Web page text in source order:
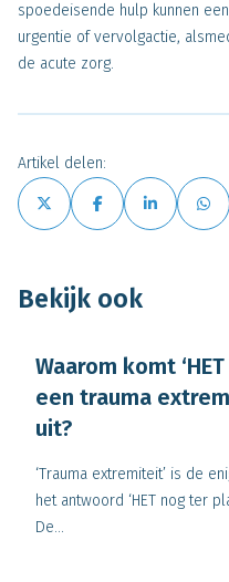
spoedeisende hulp kunnen
urgentie of vervolgactie,
de acute zorg.
Artikel delen:
Bekijk ook
Waarom komt
een trauma
uit?
‘Trauma extremiteit’ is de
het antwoord ‘HET nog ter
De...